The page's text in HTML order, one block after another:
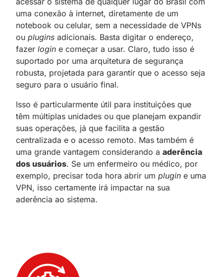
uma conexão à internet, diretamente de um
notebook ou celular, sem a necessidade de VPNs
ou plugins adicionais. Basta digitar o endereço,
fazer login e começar a usar. Claro, tudo isso é
suportado por uma arquitetura de segurança
robusta, projetada para garantir que o acesso seja
seguro para o usuário final.
Isso é particularmente útil para instituições que
têm múltiplas unidades ou que planejam expandir
suas operações, já que facilita a gestão
centralizada e o acesso remoto. Mas também é
uma grande vantagem considerando a aderência
dos usuários. Se um enfermeiro ou médico, por
exemplo, precisar toda hora abrir um plugin e uma
VPN, isso certamente irá impactar na sua
aderência ao sistema.